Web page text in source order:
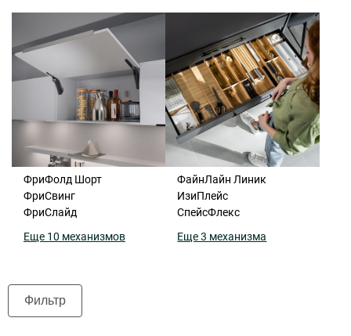
ФриФолд Шорт
ФриСвинг
ФриСлайд
Еще 10 механизмов
ФайнЛайн Линик
ИзиПлейс
СпейсФлекс
Еще 3 механизма
Фильтр